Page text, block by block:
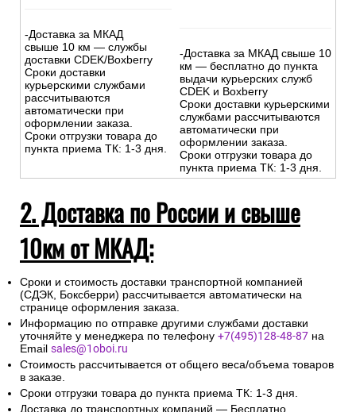
-Доставка за МКАД
свыше 10 км — службы
доставки CDEK/Boxberry
Сроки доставки
курьерскими службами
рассчитываются
автоматически при
оформлении заказа.
Сроки отгрузки товара до
пункта приема ТК: 1-3 дня.
-Доставка за МКАД свыше 10
км — бесплатно до пункта
выдачи курьерских служб
CDEK и Boxberry
Сроки доставки курьерскими
службами рассчитываются
автоматически при
оформлении заказа.
Сроки отгрузки товара до
пункта приема ТК: 1-3 дня.
2. Доставка по России и свыше
10км от МКАД:
Сроки и стоимость доставки транспортной компанией
(СДЭК, Боксберри) рассчитывается автоматически на
странице оформления заказа.
Информацию по отправке другими службами доставки
уточняйте у менеджера по телефону +7(495)128-48-87 на
Email sales@1oboi.ru
Стоимость рассчитывается от общего веса/объема товаров
в заказе.
Сроки отгрузки товара до пункта приема ТК: 1-3 дня.
Доставка до транспортных компаний — Бесплатно